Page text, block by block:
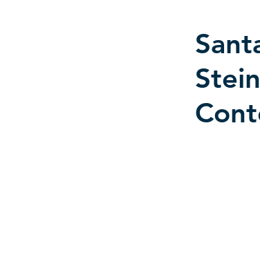
monocromático